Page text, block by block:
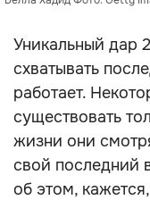
Уникальный дар
схватывать
работает.
существовать
жизни они
свой последний
об этом,